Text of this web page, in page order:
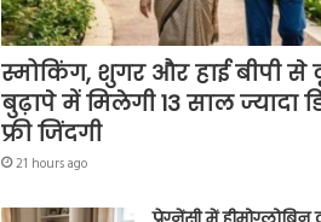
स्मोकिंग, शुगर और हाई बीपी से
बुढ़ापे में मिलेगी 13 साल ज्यादा
फ्री जिंदगी
21 hours ago